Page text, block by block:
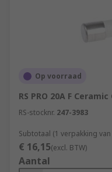
Op voorraad
RS PRO 20A F
RS-stocknr. 247-3983
Subtotaal (1 verpakking
€ 16,15(excl. BTW)
Aantal